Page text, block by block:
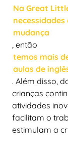
Na Great
mudança
, então
temos mais
aulas de
. Além disso,
crianças
atividades
facilitam o
estimulam a